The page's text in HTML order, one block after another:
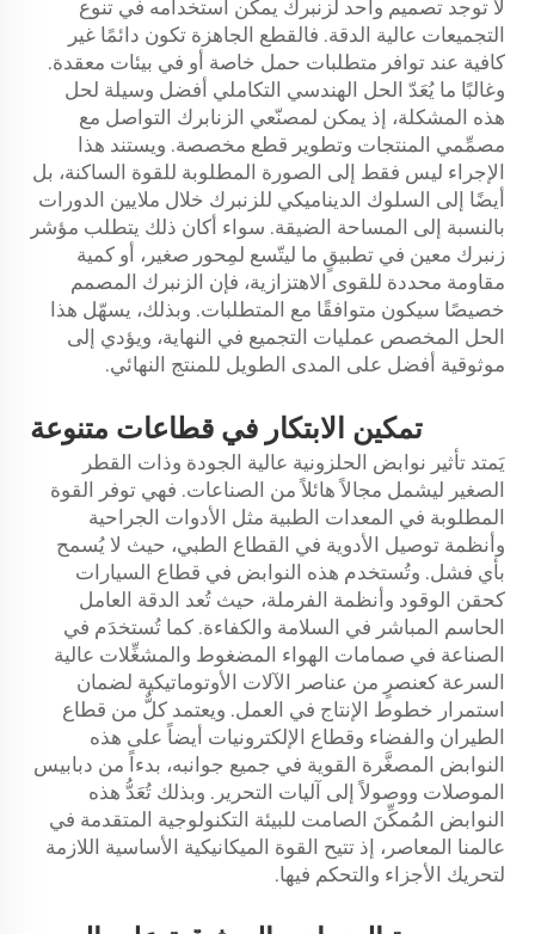
لا توجد تصميم واحد لزنبرك يمكن استخدامه في تنوع
التجميعات عالية الدقة. فالقطع الجاهزة تكون دائمًا غير
كافية عند توافر متطلبات حمل خاصة أو في بيئات معقدة.
وغالبًا ما يُعَدّ الحل الهندسي التكاملي أفضل وسيلة لحل
هذه المشكلة، إذ يمكن لمصنّعي الزنابرك التواصل مع
مصمِّمي المنتجات وتطوير قطع مخصصة. ويستند هذا
الإجراء ليس فقط إلى الصورة المطلوبة للقوة الساكنة، بل
أيضًا إلى السلوك الديناميكي للزنبرك خلال ملايين الدورات
بالنسبة إلى المساحة الضيقة. سواء أكان ذلك يتطلب مؤشر
زنبرك معين في تطبيقٍ ما ليتّسع لمِحور صغير، أو كمية
مقاومة محددة للقوى الاهتزازية، فإن الزنبرك المصمم
خصيصًا سيكون متوافقًا مع المتطلبات. وبذلك، يسهّل هذا
الحل المخصص عمليات التجميع في النهاية، ويؤدي إلى
موثوقية أفضل على المدى الطويل للمنتج النهائي.
تمكين الابتكار في قطاعات متنوعة
يَمتد تأثير نوابض الحلزونية عالية الجودة وذات القطر
الصغير ليشمل مجالاً هائلاً من الصناعات. فهي توفر القوة
المطلوبة في المعدات الطبية مثل الأدوات الجراحية
وأنظمة توصيل الأدوية في القطاع الطبي، حيث لا يُسمح
بأي فشل. وتُستخدم هذه النوابض في قطاع السيارات
كحقن الوقود وأنظمة الفرملة، حيث تُعد الدقة العامل
الحاسم المباشر في السلامة والكفاءة. كما تُستخدَم في
الصناعة في صمامات الهواء المضغوط والمشغِّلات عالية
السرعة كعنصرٍ من عناصر الآلات الأوتوماتيكية لضمان
استمرار خطوط الإنتاج في العمل. ويعتمد كلٌّ من قطاع
الطيران والفضاء وقطاع الإلكترونيات أيضاً على هذه
النوابض المصغَّرة القوية في جميع جوانبه، بدءاً من دبابيس
الموصلات ووصولاً إلى آليات التحرير. وبذلك تُعَدُّ هذه
النوابض المُمكِّنَ الصامت للبيئة التكنولوجية المتقدمة في
عالمنا المعاصر، إذ تتيح القوة الميكانيكية الأساسية اللازمة
لتحريك الأجزاء والتحكم فيها.